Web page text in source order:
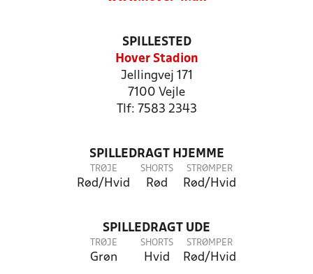
SPILLESTED
Hover Stadion
Jellingvej 171
7100 Vejle
Tlf: 7583 2343
SPILLEDRAGT HJEMME
TRØJE
Rød/Hvid
SHORTS
Rød
STRØMPER
Rød/Hvid
SPILLEDRAGT UDE
TRØJE
Grøn
SHORTS
Hvid
STRØMPER
Rød/Hvid